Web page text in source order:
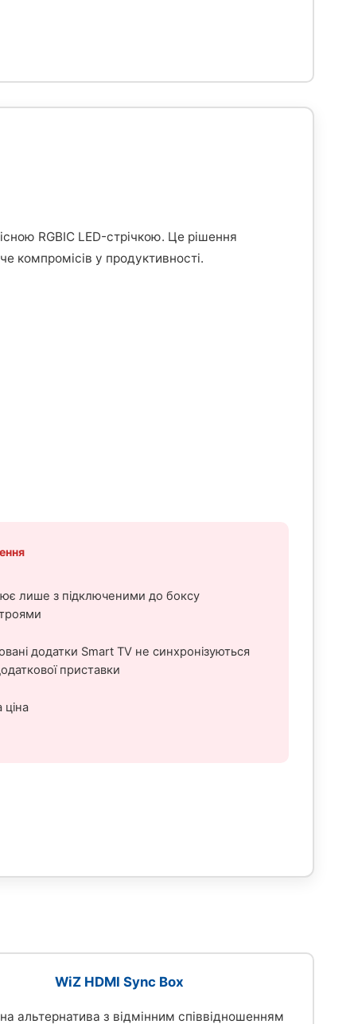
RGBIC LED-стрічкою. Це рішення
компромісів у продуктивності.
лише з підключеними до боксу
додатки Smart TV не синхронізуються
приставки
WiZ HDMI Sync Box
альтернатива з відмінним співвідношенням